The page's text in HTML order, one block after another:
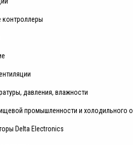
контроллеры
давления, влажности
промышленности и холодильного
Delta Electronics